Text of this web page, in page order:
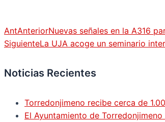
AntAnteriorNuevas señales en la A316
SiguienteLa UJA acoge un seminario
Noticias Recientes
Torredonjimeno recibe cerca de
El Ayuntamiento de